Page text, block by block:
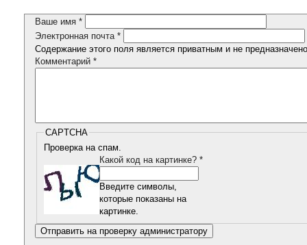
Ваше имя *
Электронная почта *
Содержание этого поля является приватным и не
Комментарий *
CAPTCHA
Проверка на спам.
Какой код на картинке? *
Введите символы,
которые показаны на
картинке.